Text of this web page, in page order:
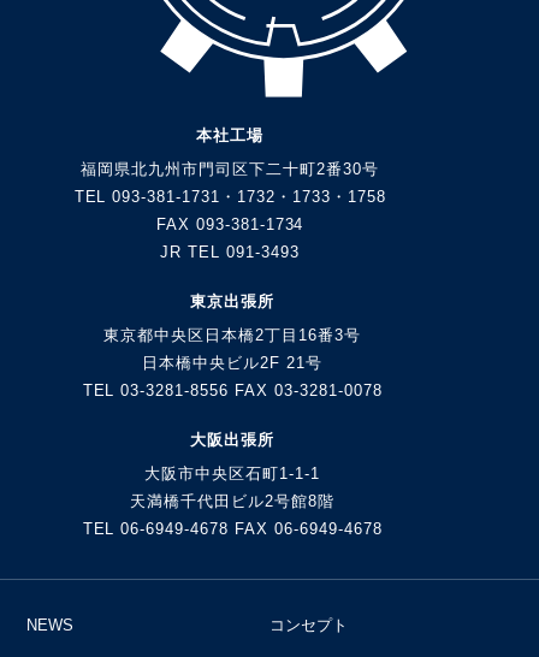
本社工場
福岡県北九州市門司区下二十町2番30号
TEL 093-381-1731・1732・1733・1758
FAX 093-381-1734
JR TEL 091-3493
東京出張所
東京都中央区日本橋2丁目16番3号
日本橋中央ビル2F 21号
TEL 03-3281-8556 FAX 03-3281-0078
大阪出張所
大阪市中央区石町1-1-1
天満橋千代田ビル2号館8階
TEL 06-6949-4678 FAX 06-6949-4678
NEWS コンセプト